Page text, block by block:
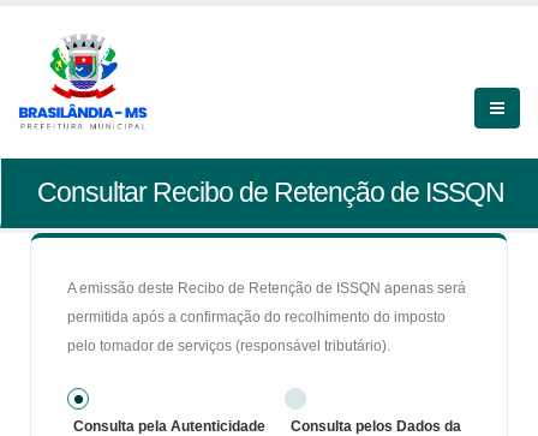
Consultar Recibo de Retenção de ISSQN
A emissão deste Recibo de Retenção de ISSQN apenas será
permitida após a confirmação do recolhimento do imposto
pelo tomador de serviços (responsável tributário).
Consulta pela Autenticidade
Consulta pelos Dados da